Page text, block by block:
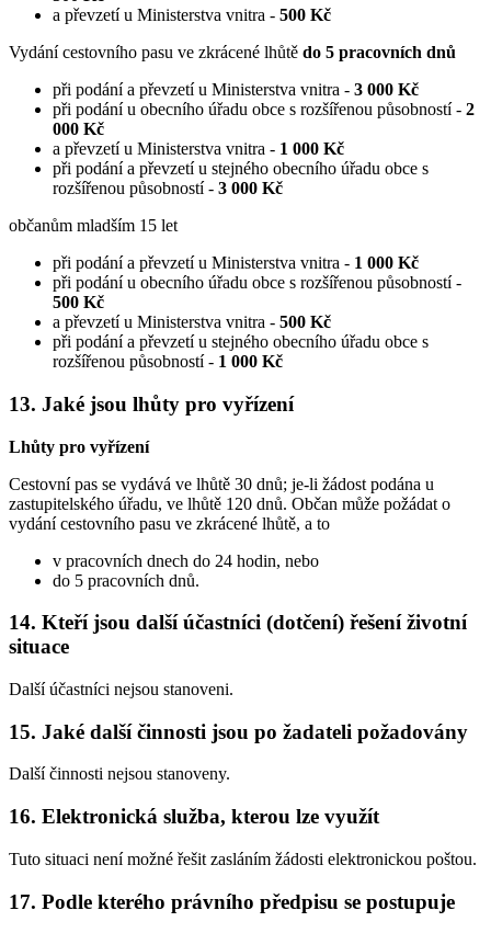
a převzetí u Ministerstva vnitra - 500 Kč
Vydání cestovního pasu ve zkrácené lhůtě do 5 pracovních dnů
při podání a převzetí u Ministerstva vnitra - 3 000 Kč
při podání u obecního úřadu obce s rozšířenou působností - 2
000 Kč
a převzetí u Ministerstva vnitra - 1 000 Kč
při podání a převzetí u stejného obecního úřadu obce s
rozšířenou působností - 3 000 Kč
občanům mladším 15 let
při podání a převzetí u Ministerstva vnitra - 1 000 Kč
při podání u obecního úřadu obce s rozšířenou působností -
500 Kč
a převzetí u Ministerstva vnitra - 500 Kč
při podání a převzetí u stejného obecního úřadu obce s
rozšířenou působností - 1 000 Kč
13. Jaké jsou lhůty pro vyřízení
Lhůty pro vyřízení
Cestovní pas se vydává ve lhůtě 30 dnů; je-li žádost podána u
zastupitelského úřadu, ve lhůtě 120 dnů. Občan může požádat o
vydání cestovního pasu ve zkrácené lhůtě, a to
v pracovních dnech do 24 hodin, nebo
do 5 pracovních dnů.
14. Kteří jsou další účastníci (dotčení) řešení životní
situace
Další účastníci nejsou stanoveni.
15. Jaké další činnosti jsou po žadateli požadovány
Další činnosti nejsou stanoveny.
16. Elektronická služba, kterou lze využít
Tuto situaci není možné řešit zasláním žádosti elektronickou poštou.
17. Podle kterého právního předpisu se postupuje